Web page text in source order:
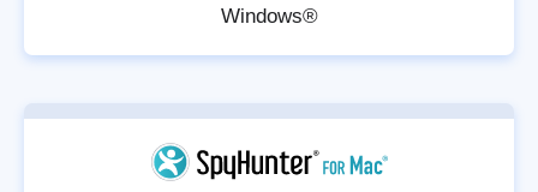
Windows®